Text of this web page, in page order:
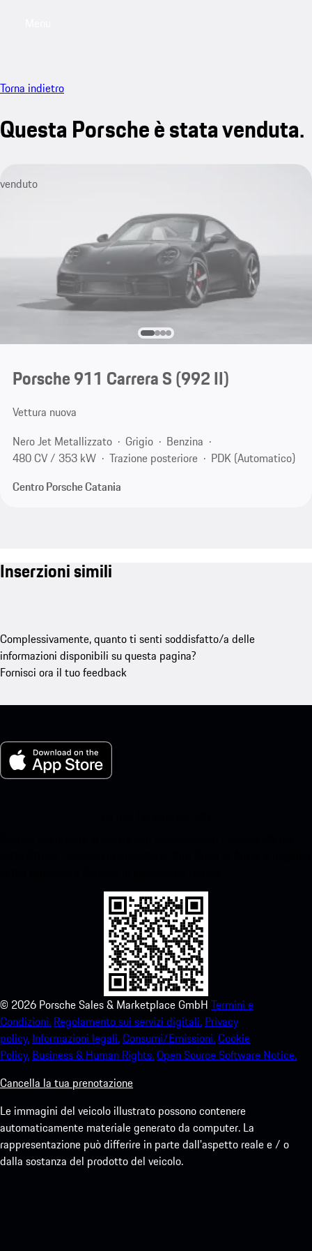
Torna indietro
Questa Porsche è stata venduta.
venduto
Porsche 911 Carrera S(992 II)
Vettura nuova
Nero Jet Metallizzato
Grigio
Benzina
480 CV / 353 kW
Trazione posteriore
PDK (Automatico)
Centro Porsche Catania
Inserzioni simili
Complessivamente, quanto ti senti soddisfatto/a delle
informazioni disponibili su questa pagina?
Fornisci ora il tuo feedback
© 2026 Porsche Sales & Marketplace GmbH Termini e
Condizioni. Regolamento sui servizi digitali. Privacy
policy. Informazioni legali.Consumi/Emissioni.Cookie
Policy. Business & Human Rights.Open Source Software Notice.
Cancella la tua prenotazione
Le immagini del veicolo illustrato possono contenere
automaticamente materiale generato da computer. La
rappresentazione può differire in parte dall'aspetto reale e / o
dalla sostanza del prodotto del veicolo.